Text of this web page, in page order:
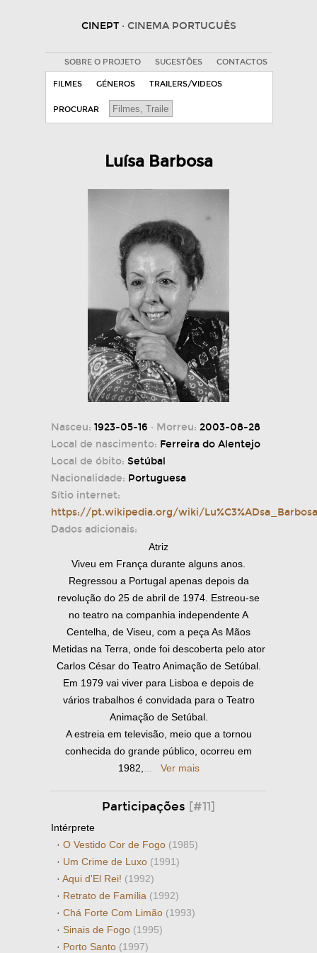
CINEPT · CINEMA PORTUGUÊS
SOBRE O PROJETO SUGESTÕES CONTACTOS
FILMES GÉNEROS TRAILERS/VIDEOS
PROCURAR
Luísa Barbosa
Nasceu: 1923-05-16 · Morreu: 2003-08-28
Local de nascimento: Ferreira do Alentejo
Local de óbito: Setúbal
Nacionalidade: Portuguesa
Sítio internet:
https://pt.wikipedia.org/wiki/Lu%C3%ADsa_Barbosa
Dados adicionais:
Atriz
Viveu em França durante alguns anos.
Regressou a Portugal apenas depois da
revolução do 25 de abril de 1974. Estreou-se
no teatro na companhia independente A
Centelha, de Viseu, com a peça As Mãos
Metidas na Terra, onde foi descoberta pelo ator
Carlos César do Teatro Animação de Setúbal.
Em 1979 vai viver para Lisboa e depois de
vários trabalhos é convidada para o Teatro
Animação de Setúbal.
A estreia em televisão, meio que a tornou
conhecida do grande público, ocorreu em
1982,
Ver mais
Participações [#11]
Intérprete
· O Vestido Cor de Fogo (1985)
· Um Crime de Luxo (1991)
· Aqui d'El Rei! (1992)
· Retrato de Família (1992)
· Chá Forte Com Limão (1993)
· Sinais de Fogo (1995)
· Porto Santo (1997)